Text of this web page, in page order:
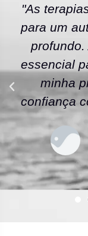
"As
para um
essencial
minha
confiança